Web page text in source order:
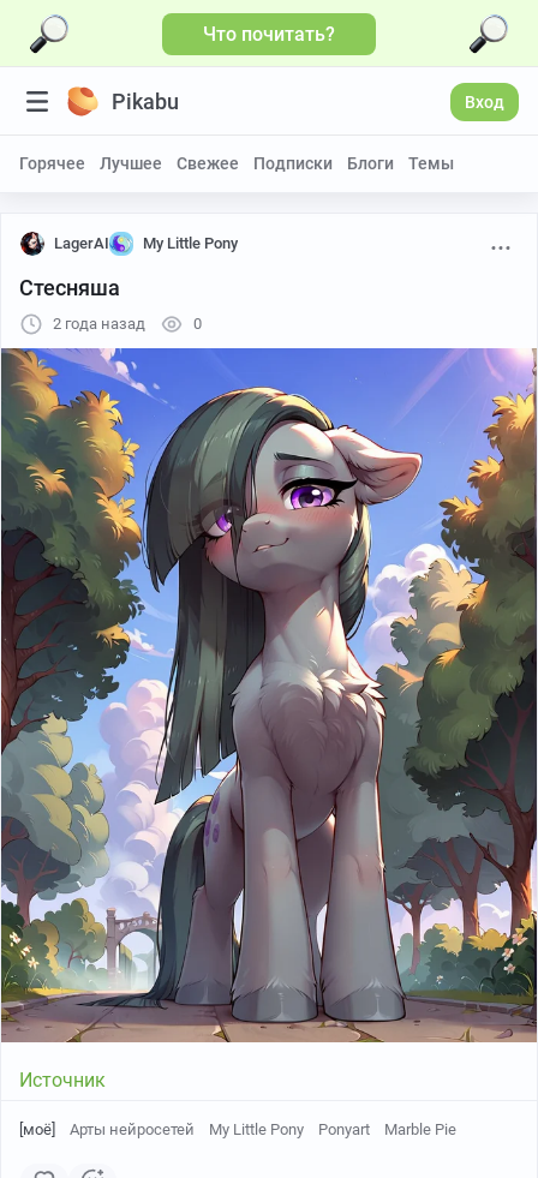
Что почитать?
Pikabu Вход
Горячее Лучшее Свежее Подписки Блоги Темы
LagerAI My Little Pony
Стесняша
2 года назад 0
Источник
[моё] Арты нейросетей My Little Pony Ponyart Marble Pie